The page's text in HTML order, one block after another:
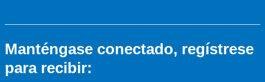
Manténgase conectado, regístrese
para recibir: